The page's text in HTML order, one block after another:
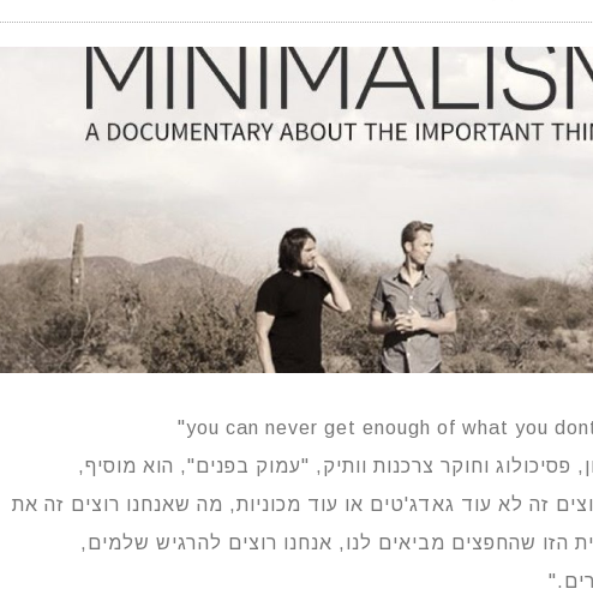
פסיכולוג וחוקר צרכנות וותיק, "עמוק בפנים", הוא מוסיף,
זה לא עוד גאדג'טים או עוד מכוניות, מה שאנחנו רוצים זה את
הזו שהחפצים מביאים לנו, אנחנו רוצים להרגיש שלמים,